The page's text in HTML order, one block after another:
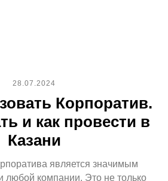
28.07.2024
Корпоратив.
и как провести в
Казани
является значимым
любой компании. Это не только